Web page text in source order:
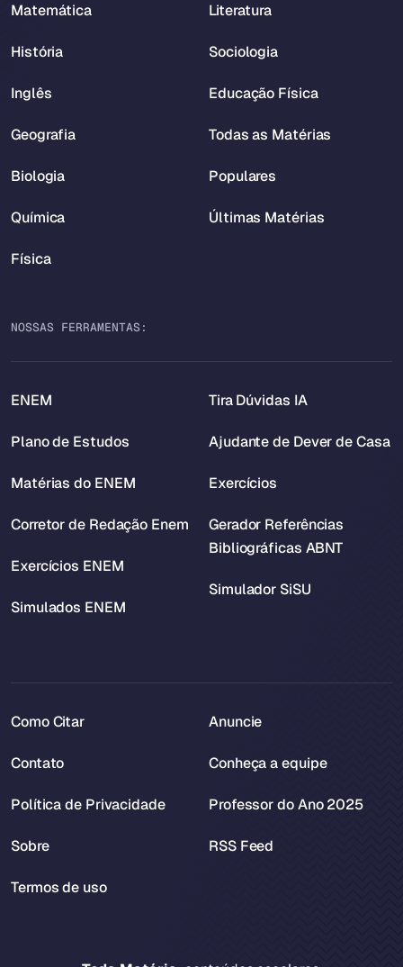
Matemática
História
Inglês
Geografia
Biologia
Química
Física
Literatura
Sociologia
Educação Física
Todas as Matérias
Populares
Últimas Matérias
NOSSAS FERRAMENTAS:
ENEM
Plano de Estudos
Matérias do ENEM
Corretor de Redação Enem
Exercícios ENEM
Simulados ENEM
Tira Dúvidas IA
Ajudante de Dever de Casa
Exercícios
Gerador Referências
Bibliográficas ABNT
Simulador SiSU
Como Citar
Contato
Política de Privacidade
Sobre
Termos de uso
Anuncie
Conheça a equipe
Professor do Ano 2025
RSS Feed